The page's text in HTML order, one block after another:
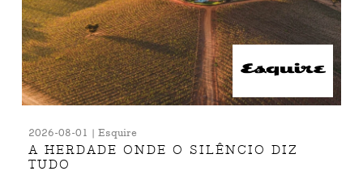
2026-08-01 | Esquire
A HERDADE ONDE O SILÊNCIO DIZ
TUDO